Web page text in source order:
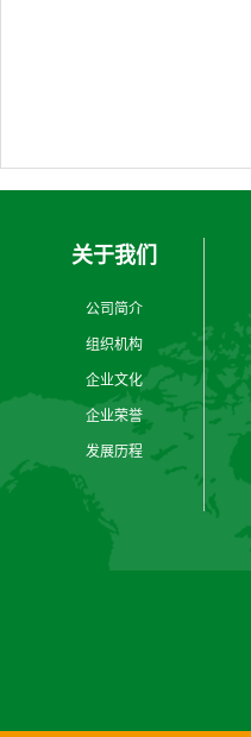
关于我们
公司简介
组织机构
企业文化
企业荣誉
发展历程